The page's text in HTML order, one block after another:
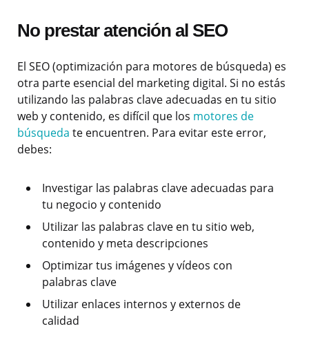
No prestar atención al SEO
El SEO (optimización para motores de búsqueda) es
otra parte esencial del marketing digital. Si no estás
utilizando las palabras clave adecuadas en tu sitio
web y contenido, es difícil que los motores de
búsqueda te encuentren. Para evitar este error,
debes:
Investigar las palabras clave adecuadas para
tu negocio y contenido
Utilizar las palabras clave en tu sitio web,
contenido y meta descripciones
Optimizar tus imágenes y vídeos con
palabras clave
Utilizar enlaces internos y externos de
calidad